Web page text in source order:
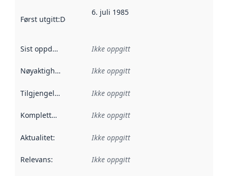
Først utgitt:Denne datoen sier når dataene i dette
6. juli 1985
Sist oppdatert Ikke oppgitt
Nøyaktighet Ikke oppgitt
Tilgjengelighet Ikke oppgitt
Kompletthet Ikke oppgitt
Aktualitet: Ikke oppgitt
Relevans: Ikke oppgitt